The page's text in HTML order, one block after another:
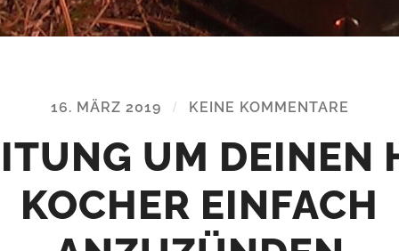
16. MÄRZ 2019 / KEINE KOMMENTARE
UM DEINEN
KOCHER EINFACH